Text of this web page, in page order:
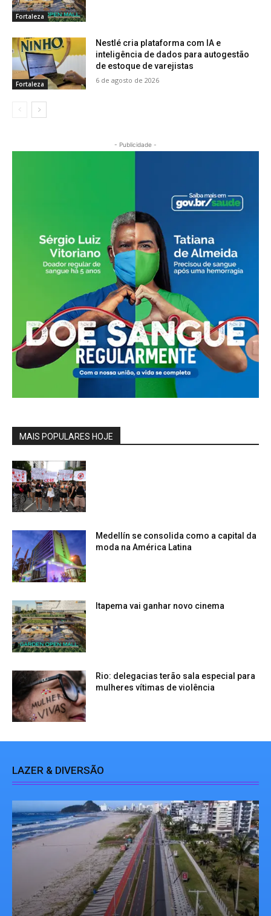
Fortaleza
Fortaleza
Nestlé cria plataforma com IA e
inteligência de dados para autogestão
de estoque de varejistas
6 de agosto de 2026
- Publicidade -
MAIS POPULARES HOJE
Medellín se consolida como a capital da
moda na América Latina
Itapema vai ganhar novo cinema
Rio: delegacias terão sala especial para
mulheres vítimas de violência
LAZER & DIVERSÃO